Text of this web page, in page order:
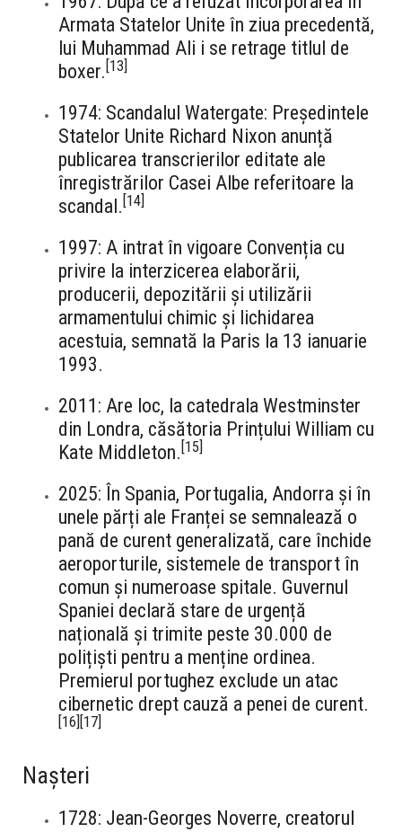
Armata Statelor Unite în ziua precedentă,
lui Muhammad Ali i se retrage titlul de
boxer. [13]
1974: Scandalul Watergate: Președintele
Statelor Unite Richard Nixon anunță
publicarea transcrierilor editate ale
înregistrărilor Casei Albe referitoare la
scandal. [14]
1997: A intrat în vigoare Convenția cu
privire la interzicerea elaborării,
producerii, depozitării și utilizării
armamentului chimic și lichidarea
acestuia, semnată la Paris la 13 ianuarie
1993.
2011: Are loc, la catedrala Westminster
din Londra, căsătoria Prințului William cu
Kate Middleton. [15]
2025: În Spania, Portugalia, Andorra și în
unele părți ale Franței se semnalează o
pană de curent generalizată, care închide
aeroporturile, sistemele de transport în
comun și numeroase spitale. Guvernul
Spaniei declară stare de urgență
națională și trimite peste 30.000 de
polițiști pentru a menține ordinea.
Premierul portughez exclude un atac
cibernetic drept cauză a penei de curent.
[16] [17]
Nașteri
1728: Jean-Georges Noverre, creatorul